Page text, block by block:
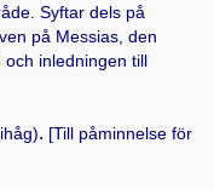
Syftar dels på
på Messias, den
och inledningen till
. [Till påminnelse för